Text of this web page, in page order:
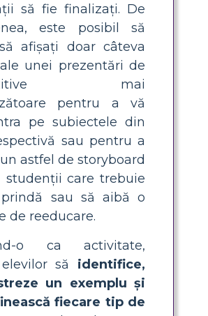
să fie finalizați. De
este posibil să
afișați doar câteva
unei prezentări de
mai
pentru a vă
pe subiectele din
sau pentru a
astfel de storyboard
studenții care trebuie
sau să aibă o
de reeducare.
o ca activitate,
să identifice,
un exemplu și
fiecare tip de